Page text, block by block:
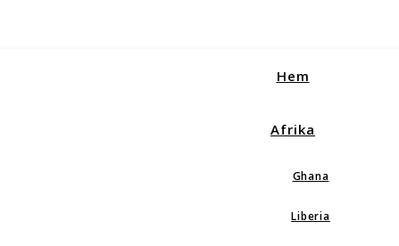
Hem
Afrika
Ghana
Liberia